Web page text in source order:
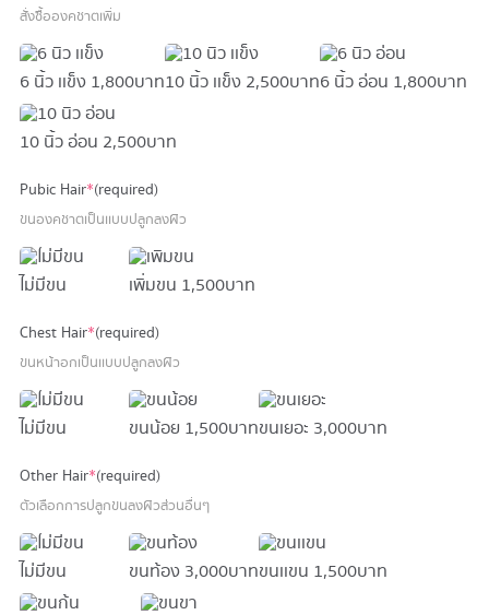
สั่งซื้อองคชาตเพิ่ม
6 นิ้ว เเข็ง 1,800 บาท10 นิ้ว เเข็ง 2,500 บาท6 นิ้ว อ่อน 1,800 บาท
10 นิ้ว อ่อน 2,500 บาท
Pubic Hair*(required)
ขนองคชาตเป็นเเบบปลูกลงผิว
ไม่มีขน เพิ่มขน 1,500 บาท
Chest Hair*(required)
ขนหน้าอกเป็นเเบบปลูกลงผิว
ไม่มีขน ขนน้อย 1,500 บาทขนเยอะ 3,000 บาท
Other Hair*(required)
ตัวเลือกการปลูกขนลงผิวส่วนอื่นๆ
ไม่มีขน ขนท้อง 3,000 บาทขนเเขน 1,500 บาท